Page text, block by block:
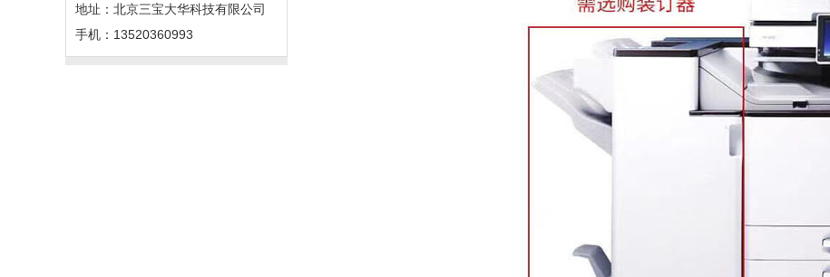
地址：北京三宝大华科技有限公司
手机：13520360993